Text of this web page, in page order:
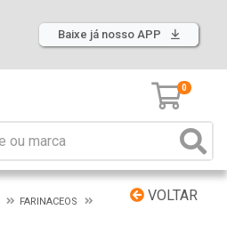
Baixe já nosso APP
0
VOLTAR
FARINACEOS